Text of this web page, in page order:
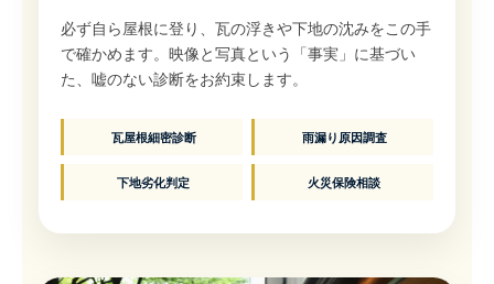
必ず自ら屋根に登り、瓦の浮きや下地の沈みをこの手
で確かめます。映像と写真という「事実」に基づい
た、嘘のない診断をお約束します。
瓦屋根細密診断 雨漏り原因調査
下地劣化判定 火災保険相談